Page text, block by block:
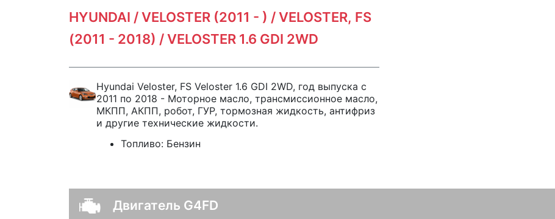
HYUNDAI / VELOSTER (2011 - ) / VELOSTER, FS
(2011 - 2018) / VELOSTER 1.6 GDI 2WD
Hyundai Veloster, FS Veloster 1.6 GDI 2WD, год выпуска с
2011 по 2018 - Моторное масло, трансмиссионное масло,
МКПП, АКПП, робот, ГУР, тормозная жидкость, антифриз
и другие технические жидкости.
Топливо: Бензин
Двигатель G4FD